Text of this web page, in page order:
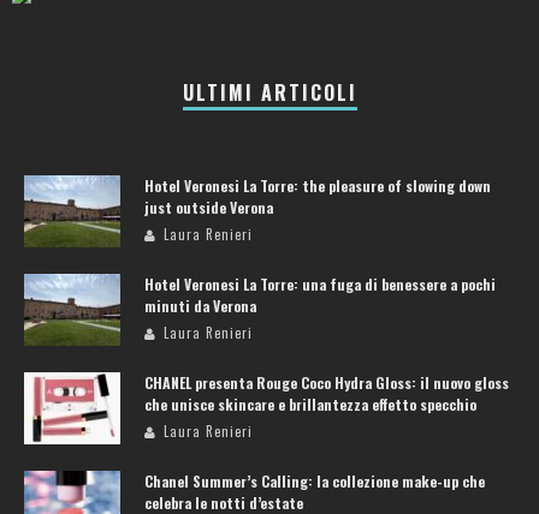
ULTIMI ARTICOLI
Hotel Veronesi La Torre: the pleasure of slowing down
just outside Verona
Laura Renieri
Hotel Veronesi La Torre: una fuga di benessere a pochi
minuti da Verona
Laura Renieri
CHANEL presenta Rouge Coco Hydra Gloss: il nuovo gloss
che unisce skincare e brillantezza effetto specchio
Laura Renieri
Chanel Summer’s Calling: la collezione make-up che
celebra le notti d’estate